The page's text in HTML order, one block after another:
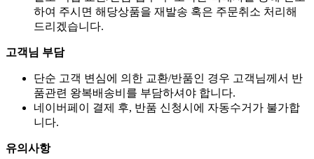
하여 주시면 해당상품을 재발송 혹은 주문취소 처리해
드리겠습니다.
고객님 부담
단순 고객 변심에 의한 교환/반품인 경우 고객님께서 반
품관련 왕복배송비를 부담하셔야 합니다.
네이버페이 결제 후, 반품 신청시에 자동수거가 불가합
니다.
유의사항